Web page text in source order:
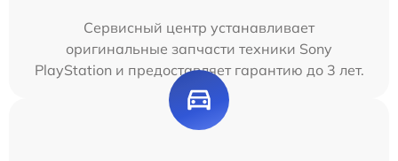
Сервисный центр устанавливает
оригинальные запчасти техники Sony
PlayStation и предоставляет гарантию до 3 лет.